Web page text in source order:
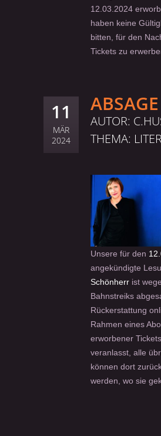
12.03.2024
haben keine
bitten, für den
Tickets zu
11
MÄR
2024
ABSAGE
AUTOR:
THEMA:
Unsere für den
angekündigte
Schönherr ist
Bahnstreiks
Rückerstattung
Rahmen eines
erworbener
veranlasst, alle
können dort
werden, wo sie